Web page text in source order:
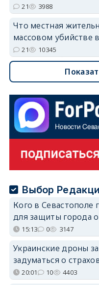
21 3988
Что местная
массовом убийстве
21 10345
Выбор
Кого в Севастополе
для защиты города
15:13 0 3147
Украинские дроны
задуматься о
20:01 10 4403